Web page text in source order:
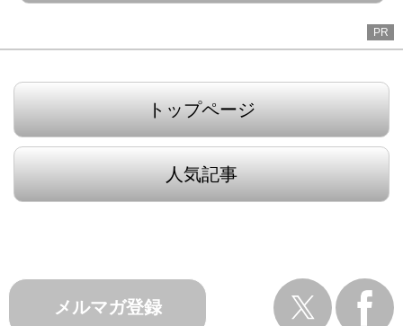
PR
トップページ
人気記事
メルマガ登録